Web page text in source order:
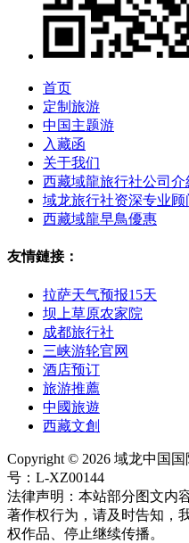
首页
定制旅游
中国主题游
入藏函
关于我们
西藏域龍旅行社公司介
域龙旅行社资深专业顾
西藏域龍早鳥優惠
友情鏈接：
拉萨天气预报15天
坝上草原农家院
成都旅行社
三峡游轮官网
酒店预订
旅游推薦
中國旅遊
西藏文創
Copyright © 2026 域龙中国
号：L-XZ00144
法律声明：本站部分图文内
著作权行为，请及时告知，
权作品、停止继续传播。